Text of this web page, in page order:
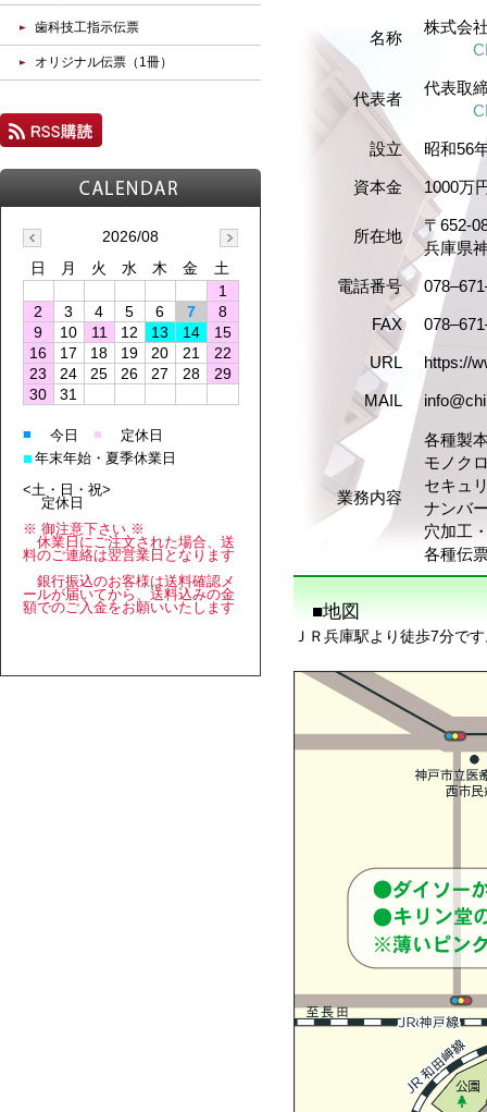
名称
株式会
代表者
代表
設立 昭和56
資本金 1000万
所在地
〒652-
兵庫県
電話番号
FAX
URL https://
MAIL
業務内容
各種製
モノク
セキュ
ナンバ
穴加工
各種伝
■地図
ＪＲ兵庫駅より徒歩7分で
歯科技工指示伝票
オリジナル伝票（1冊）
2026/08
日
月 火 水 木 金
土
1
2
3 4 5 6 7
8
9
10 11 12 13 14
15
16
17 18 19 20 21
22
23
24 25 26 27 28
29
30
31
■ 今日 ■ 定休日
■年末年始・夏季休業日
<土・日・祝>
定休日
※ 御注意下さい ※
休業日にご注文された場合、送
料のご連絡は翌営業日となります
銀行振込のお客様は送料確認メ
ールが届いてから、送料込みの金
額でのご入金をお願いいたします